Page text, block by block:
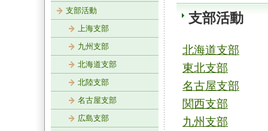
支部活動
北海道支部
東北支部
名古屋支部
関西支部
九州支部
支部活動
上海支部
九州支部
北海道支部
北陸支部
名古屋支部
広島支部